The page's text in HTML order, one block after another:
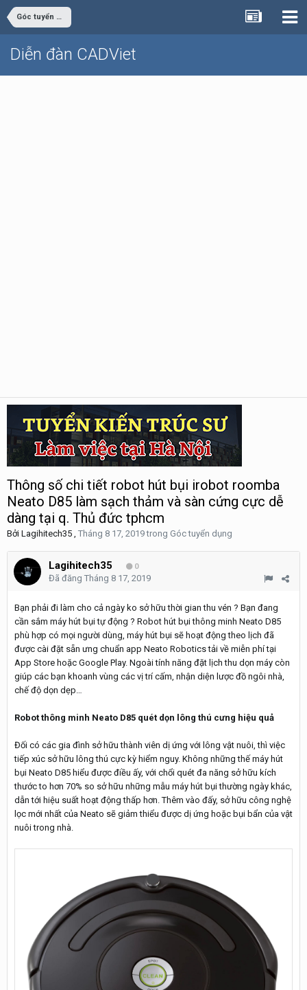
Góc tuyển dụng
Diễn đàn CADViet
Thông số chi tiết robot hút bụi irobot roomba
Neato D85 làm sạch thảm và sàn cứng cực dễ
dàng tại q. Thủ đức tphcm
Bởi Lagihitech35 , Tháng 8 17, 2019trong Góc tuyển dụng
Lagihitech35 0
Đã đăng Tháng 8 17, 2019
Bạn phải đi làm cho cả ngày ko sở hữu thời gian thu vén ? Bạn đang
cần sắm máy hút bụi tự động ? Robot hút bụi thông minh Neato D85
phù hợp có mọi người dùng, máy hút bụi sẽ hoạt động theo lịch đã
được cài đặt sẵn ưng chuẩn app Neato Robotics tải về miễn phí tại
App Store hoặc Google Play. Ngoài tính năng đặt lịch thu dọn máy còn
giúp các bạn khoanh vùng các vị trí cấm, nhận diện lược đồ ngôi nhà,
chế độ dọn dẹp…
Robot thông minh Neato D85 quét dọn lông thú cưng hiệu quả
Đối có các gia đình sở hữu thành viên dị ứng với lông vật nuôi, thì việc
tiếp xúc sở hữu lông thú cực kỳ hiểm nguy. Không những thế máy hút
bụi Neato D85 hiểu được điều ấy, với chổi quét đa năng sở hữu kích
thước to hơn 70% so sở hữu những mẫu máy hút bụi thường ngày khác,
dẫn tới hiệu suất hoạt động thấp hơn. Thêm vào đấy, sở hữu công nghệ
lọc mới nhất của Neato sẽ giảm thiểu được dị ứng hoặc bụi bẩn của vật
nuôi trong nhà.